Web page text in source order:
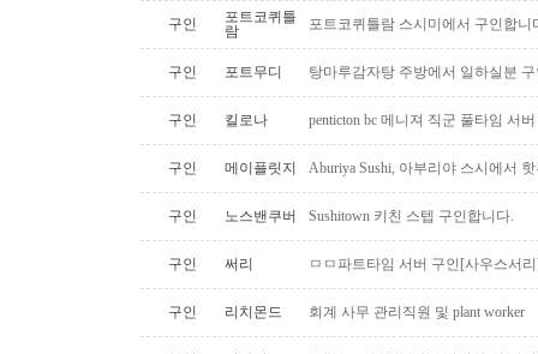
구인
포트코퀴틀
람
포트코퀴틀람 스시미에서 구인합니
구인 포트무디 탕마루감자탕 주방에서 일하실분
구인 킬로나 penticton bc 메니져 직군 풀타임 서
구인 메이플릿지 Aburiya Sushi, 아부리야 스시에서
구인 노스밴쿠버 Sushitown 키친 스텝 구인합니다.
구인 써리 ㅁㅁ파트타임 서버 구인[사우스서
구인 리치몬드 회계 사무 관리직원 및 plant worker